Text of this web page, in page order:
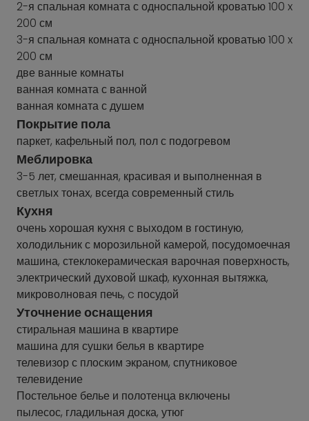
2-я спальная комната с односпальной кроватью 100 x
200 см
3-я спальная комната с односпальной кроватью 100 x
200 см
две ванные комнаты
ванная комната с ванной
ванная комната с душем
Покрытие пола
паркет, кафельный пол, пол с подогревом
Меблировка
3-5 лет, смешанная, красивая и выполненная в
светлых тонах, всегда современный стиль
Кухня
очень хорошая кухня с выходом в гостиную,
холодильник с морозильной камерой, посудомоечная
машина, стеклокерамическая варочная поверхность,
электрический духовой шкаф, кухонная вытяжка,
микроволновая печь, c посудой
Уточнение оснащения
стиральная машина в квартире
машина для сушки белья в квартире
телевизор с плоским экраном, спутниковое
телевидение
Постельное белье и полотенца включены
пылесос, гладильная доска, утюг